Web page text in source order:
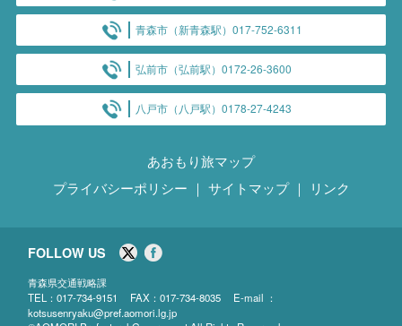
青森市（新青森駅）017-752-6311
弘前市（弘前駅）0172-26-3600
八戸市（八戸駅）0178-27-4243
あおもり旅マップ
プライバシーポリシー ｜ サイトマップ ｜ リンク
FOLLOW US
青森県交通戦略課
TEL：017-734-9151 FAX：017-734-8035 E-mail ：
kotsusenryaku@pref.aomori.lg.jp